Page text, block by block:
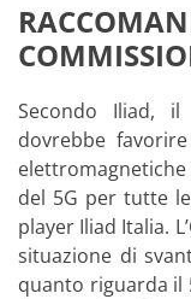
Secondo Iliad, il
dovrebbe
del 5G per tutte
player Iliad Italia.
situazione di
quanto riguarda il